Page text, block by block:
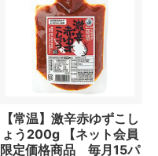
【常温】激辛赤ゆずこし
ょう200g 【ネット会員
限定価格商品 毎月15パ